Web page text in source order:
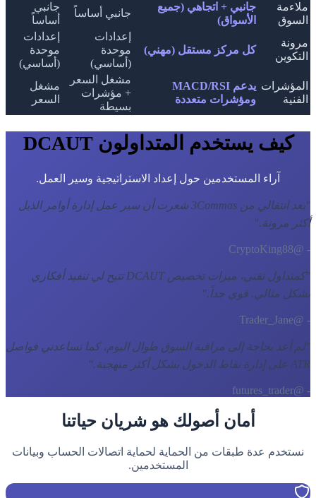
ملاءمة
السوق
جانبي + اتجاهي (جميع
الأسواق)
جانبي أساساً
جانبي
أساساً
مرونة
التكوين
كل مركز مستقل (مهني)
إعدادات
موحدة
(أساسي)
إعدادات
موحدة
(أساسي)
المؤشرات
الفنية
يدعم MACD/RSI
ومؤشرات متعددة
مشغل السعر
+ مؤشرات
بسيطة
مشغل
السعر
كيف يستخدم المتداولون DCAUT
آراء المستخدمين حول إعداد الاستراتيجية وسير العمل.
"
بعد انتقالي من 3Commas شعرت أن سير عمل إدارة أوامر الذيل
أكثر مرونة."
- @CryptoKing88
"
كمتداول تقني، ميزات تخصيص DCAUT تتيح لي تنفيذ أفكاري
بشكل مثالي. قوي جداً."
- @Trader_Jane
"لم أعد بحاجة إلى مراقبة السوق طوال اليوم، كما تساعدني فواصل
ATR على إدارة نقاط الدخول بشكل أكثر منهجية.
"
- @futures_trader
أمان أصولك هو شريان حياتنا
نستخدم عدة طبقات من الحماية لحماية اتصالات الحساب وبيانات
المستخدمين.